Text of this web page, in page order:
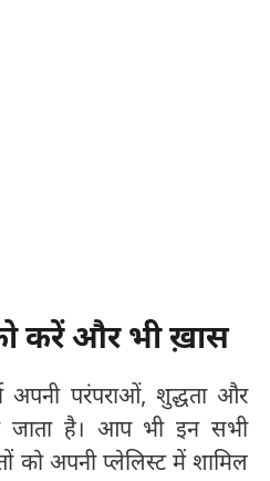
को करें और भी ख़ास
अपनी परंपराओं, शुद्धता और
जाता है। आप भी इन सभी
को अपनी प्लेलिस्ट में शामिल